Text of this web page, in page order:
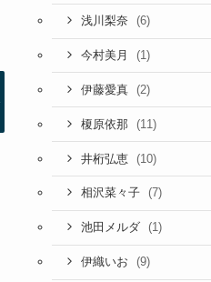
浅川梨奈 (6)
今村美月 (1)
伊藤愛真 (2)
榎原依那 (11)
井桁弘恵 (10)
相沢菜々子 (7)
池田メルダ (1)
伊織いお (9)